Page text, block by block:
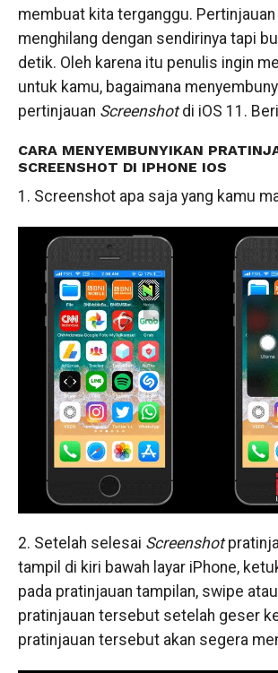
membuat kita terganggu.
menghilang dengan sendirinya tapi
detik. Oleh karena itu penulis ingin
untuk kamu, bagaimana
pertinjauan Screenshotdi iOS 11.
CARA MENYEMBUNYIKAN
SCREENSHOT DI IPHONE IOS
1. Screenshot apa saja yang kamu
2. Setelah selesai Screenshot
tampil di kiri bawah layar iPhone,
pada pratinjauan tampilan, swipe
pratinjauan tersebut setelah geser
pratinjauan tersebut akan segera